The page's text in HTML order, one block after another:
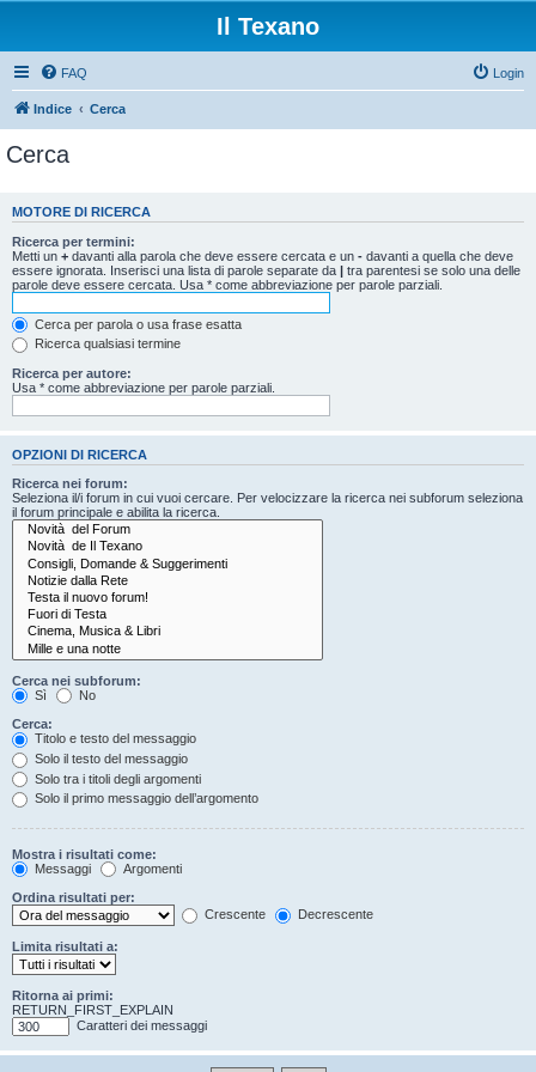
Il Texano
FAQ Login
Indice Cerca
Cerca
MOTORE DI RICERCA
Ricerca per termini:
Metti un + davanti alla parola che deve essere cercata e un - davanti a quella che deve
essere ignorata. Inserisci una lista di parole separate da | tra parentesi se solo una delle
parole deve essere cercata. Usa * come abbreviazione per parole parziali.
Cerca per parola o usa frase esatta
Ricerca qualsiasi termine
Ricerca per autore:
Usa * come abbreviazione per parole parziali.
OPZIONI DI RICERCA
Ricerca nei forum:
Seleziona il/i forum in cui vuoi cercare. Per velocizzare la ricerca nei subforum seleziona
il forum principale e abilita la ricerca.
Cerca nei subforum:
Sì
No
Cerca:
Titolo e testo del messaggio
Solo il testo del messaggio
Solo tra i titoli degli argomenti
Solo il primo messaggio dell’argomento
Mostra i risultati come:
Messaggi
Argomenti
Ordina risultati per:
Crescente
Decrescente
Limita risultati a:
Ritorna ai primi:
RETURN_FIRST_EXPLAIN
Caratteri dei messaggi